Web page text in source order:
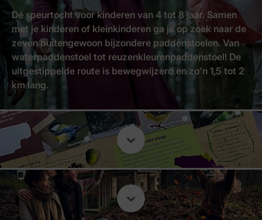
Dé speurtocht voor kinderen van 4 tot 8 jaar. Samen
met je kinderen of kleinkinderen ga je op zoek naar de
zeven buitengewoon bijzondere paddenstoelen. Van
waterpaddenstoel tot reuzenkleurenpaddenstoel! De
uitgestippelde route is bewegwijzerd en zo'n 1,5 tot 2
km lang.